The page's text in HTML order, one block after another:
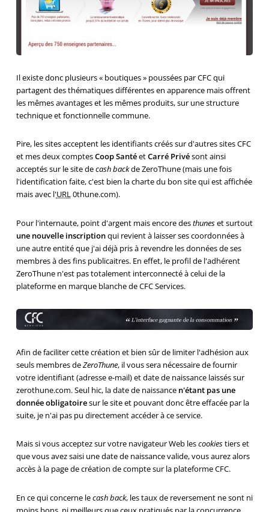
Il existe donc plusieurs « boutiques » poussées par CFC qui
partagent des thématiques différentes en apparence mais offrent
les mêmes avantages et les mêmes produits, sur une structure
technique et fonctionnelle commune.
Pire, les sites acceptent les identifiants créés sur d'autres sites CFC
et mes deux comptesCoop SantéetCarré Privésont ainsi
acceptés sur le site decash backde ZeroThune (mais une fois
l'identification faite, c'est bien la charte du bon site qui est affichée
mais avec l'URL0thune.com).
Pour l'internaute, point d'argent mais encore desthuneset surtout
une nouvelle inscriptionqui revient à laisser ses coordonnées à
une autre entité que j'ai déjà pris à revendre les données de ses
membres à des fins publicaitres. En effet, le profil de l'adhérent
ZeroThune n'est pas totalement interconnecté à celui de la
plateforme en marque blanche de CFC Services.
Afin de faciliter cette création et bien sûr de limiter l'adhésion aux
seuls membres deZeroThune, il vous sera nécessaire de fournir
votre identifiant (adresse e-mail) et date de naissance laissés sur
zerothune.com. Seul hic, la date de naissance n'étant pas une
donnée obligatoiresur le site et pouvant donc être effacée par la
suite, je n'ai pas pu directement accéder à ce service.
Mais si vous acceptez sur votre navigateur Web lescookiestiers et
que vous avez saisi une date de naissance valide, vous aurez alors
accès à la page de création de compte sur la plateforme CFC.
En ce qui concerne lecash back, les taux de reversement ne sont ni